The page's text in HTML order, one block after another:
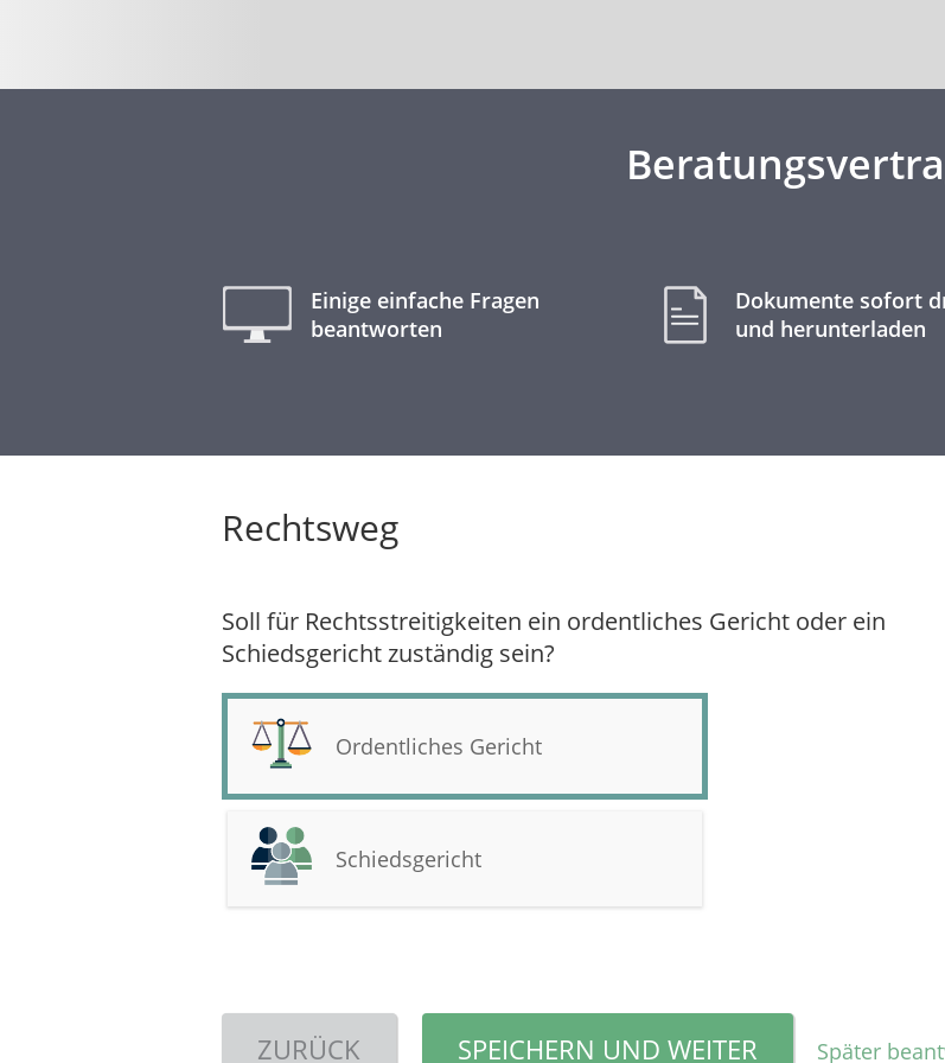
Einige einfache Fragen
beantworten
Dokumente sofort
und herunterladen
Rechtsweg
Soll für Rechtsstreitigkeiten ein ordentliches Gericht oder ein
Schiedsgericht zuständig sein?
Ordentliches Gericht
Schiedsgericht
ZURÜCK SPEICHERN UND WEITER Später